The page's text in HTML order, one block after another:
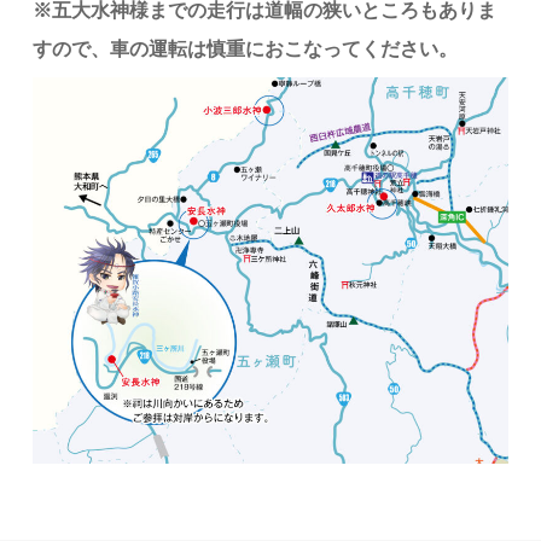
※五大水神様までの走行は道幅の狭いところもありま
すので、車の運転は慎重におこなってください。